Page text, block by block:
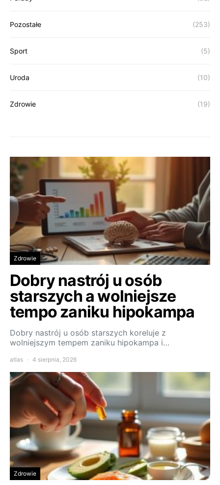
Pozostałe (253)
Sport (5)
Uroda (10)
Zdrowie (19)
Zdrowie
Dobry nastrój u osób
starszych a wolniejsze
tempo zaniku hipokampa
Dobry nastrój u osób starszych koreluje z
wolniejszym tempem zaniku hipokampa i…
atlas 4 sierpnia, 2026
Zdrowie